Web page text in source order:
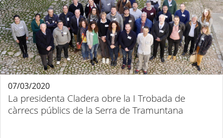
La presidenta Cladera obre la I Trobada de
càrrecs públics de la Serra de Tramuntana
07/03/2020